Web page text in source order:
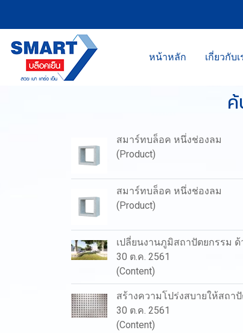
หน้าหลัก เกี่ยวกับเ
สมาร์ทบล็อค หนึ่งช่องลม
(Product)
สมาร์ทบล็อค หนึ่งช่องลม
(Product)
เปลี่ยนงานภูมิสถาปัตยกรรม ด้
30 ต.ค. 2561
(Content)
สร้างความโปร่งสบายให้สถา
30 ต.ค. 2561
(Content)